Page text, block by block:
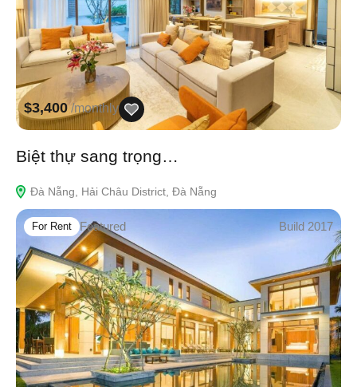
$3,400 /monthly
Biệt thự sang trọng…
Đà Nẵng, Hải Châu District, Đà Nẵng
For Rent Featured Build 2017